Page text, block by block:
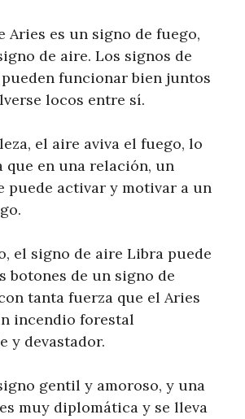
Aries es un signo de fuego,
de aire. Los signos de
funcionar bien juntos
locos entre sí.
el aire aviva el fuego, lo
que en una relación, un
puede activar y motivar a un
el signo de aire Libra puede
botones de un signo de
tanta fuerza que el Aries
incendio forestal
y devastador.
gentil y amoroso, y una
muy diplomática y se lleva